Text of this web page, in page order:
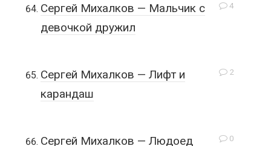
4
Сергей Михалков — Мальчик с
девочкой дружил
2
Сергей Михалков — Лифт и
карандаш
0
Сергей Михалков — Людоед